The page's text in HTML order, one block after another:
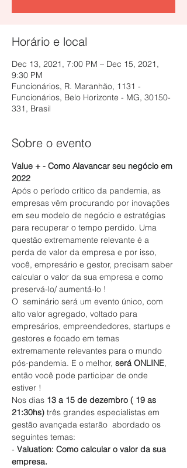
Horário e local
Dec 13, 2021, 7:00 PM – Dec 15, 2021,
9:30 PM
Funcionários, R. Maranhão, 1131 -
Funcionários, Belo Horizonte - MG, 30150-
331, Brasil
Sobre o evento
Value + - Como Alavancar seu negócio em
2022
Após o período crítico da pandemia, as
empresas vêm procurando por inovações
em seu modelo de negócio e estratégias
para recuperar o tempo perdido. Uma
questão extremamente relevante é a
perda de valor da empresa e por isso,
você, empresário e gestor, precisam saber
calcular o valor da sua empresa e como
preservá-lo/ aumentá-lo !
O  seminário será um evento único, com
alto valor agregado, voltado para
empresários, empreendedores, startups e
gestores e focado em temas
extremamente relevantes para o mundo
pós-pandemia. E o melhor, será ONLINE,
então você pode participar de onde
estiver !
Nos dias 13 a 15 de dezembro ( 19 as
21:30hs) três grandes especialistas em
gestão avançada estarão  abordado os
seguintes temas:
- Valuation: Como calcular o valor da sua
empresa.